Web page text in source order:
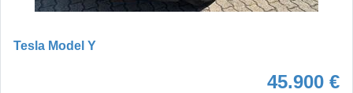
Tesla Model Y
45.900 €